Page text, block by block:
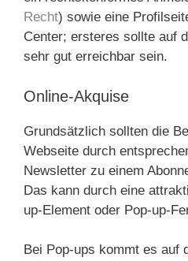
Recht) sowie eine
Center; ersteres sollte auf
sehr gut erreichbar sein.
Online-Akquise
Grundsätzlich sollten die
Webseite durch
Newsletter zu einem
Das kann durch eine
up-Element oder Pop-up-
Bei Pop-ups kommt es auf